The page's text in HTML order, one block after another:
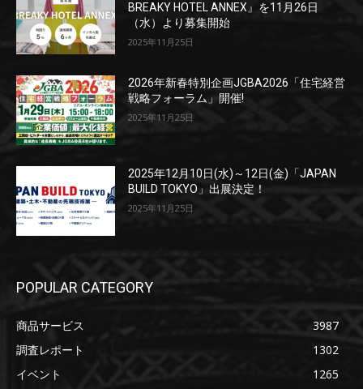
BREAKY HOTEL ANNEX』を11月26日
（水）より募集開始
2025年11月25日
2026年新春特別企画JGBA2026「住宅経営
戦略フォーラム」開催!
2025年11月25日
2025年12月10日(水)～12日(金)「JAPAN
BUILD TOKYO」出展決定！
2025年11月25日
POPULAR CATEGORY
商品サービス
3987
調査レポート
1302
イベント
1265